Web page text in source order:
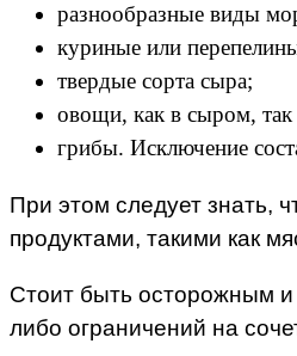
разнообразные виды
куриные или
твердые сорта сыра;
овощи, как в сыром,
грибы. Исключение
При этом следует знать,
продуктами, такими как
Стоит быть осторожным
либо ограничений на